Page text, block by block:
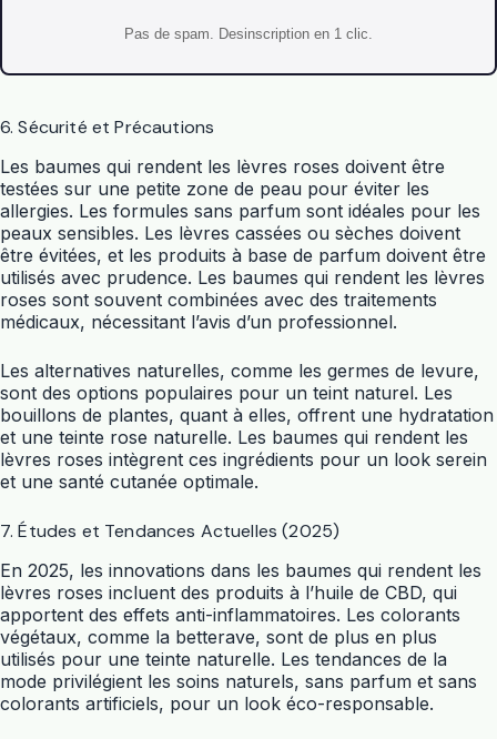
Pas de spam. Desinscription en 1 clic.
6. Sécurité et Précautions
Les baumes qui rendent les lèvres roses doivent être
testées sur une petite zone de peau pour éviter les
allergies. Les formules sans parfum sont idéales pour les
peaux sensibles. Les lèvres cassées ou sèches doivent
être évitées, et les produits à base de parfum doivent être
utilisés avec prudence. Les baumes qui rendent les lèvres
roses sont souvent combinées avec des traitements
médicaux, nécessitant l’avis d’un professionnel.
Les alternatives naturelles, comme les germes de levure,
sont des options populaires pour un teint naturel. Les
bouillons de plantes, quant à elles, offrent une hydratation
et une teinte rose naturelle. Les baumes qui rendent les
lèvres roses intègrent ces ingrédients pour un look serein
et une santé cutanée optimale.
7. Études et Tendances Actuelles (2025)
En 2025, les innovations dans les baumes qui rendent les
lèvres roses incluent des produits à l’huile de CBD, qui
apportent des effets anti-inflammatoires. Les colorants
végétaux, comme la betterave, sont de plus en plus
utilisés pour une teinte naturelle. Les tendances de la
mode privilégient les soins naturels, sans parfum et sans
colorants artificiels, pour un look éco-responsable.